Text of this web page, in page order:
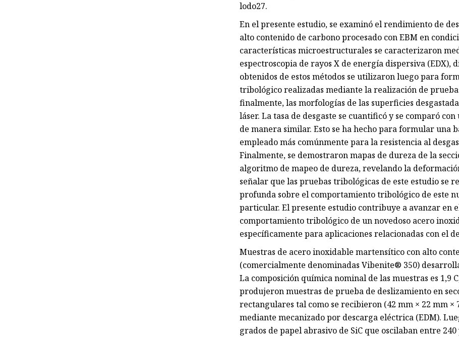
lodo27.
En el presente estudio, se examinó el rendimiento de
alto contenido de carbono procesado con EBM en
características microestructurales se caracterizaron
espectroscopia de rayos X de energía dispersiva (EDX),
obtenidos de estos métodos se utilizaron luego para
tribológico realizadas mediante la realización de
finalmente, las morfologías de las superficies
láser. La tasa de desgaste se cuantificó y se comparó
de manera similar. Esto se ha hecho para formular una
empleado más comúnmente para la resistencia al
Finalmente, se demostraron mapas de dureza de la
algoritmo de mapeo de dureza, revelando la
señalar que las pruebas tribológicas de este estudio se
profunda sobre el comportamiento tribológico de este
particular. El presente estudio contribuye a avanzar en
comportamiento tribológico de un novedoso acero
específicamente para aplicaciones relacionadas con el
Muestras de acero inoxidable martensítico con alto
(comercialmente denominadas Vibenite® 350)
La composición química nominal de las muestras es 1,9
produjeron muestras de prueba de deslizamiento en
rectangulares tal como se recibieron (42 mm × 22 mm
mediante mecanizado por descarga eléctrica (EDM).
grados de papel abrasivo de SiC que oscilaban entre